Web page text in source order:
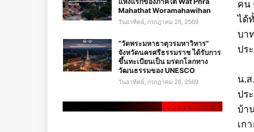
คน
ได้
บา
ปร
น.ส
ปร
บ้า
เก
Mahathat Woramahawihan
วันอาทิตย์, กรกฎาคม 26, 2569
“วัดพระมหาธาตุวรมหาวิหาร”
จังหวัดนครศรีธรรมราช ได้รับการ
ขึ้นทะเบียนเป็น มรดกโลกทาง
วัฒนธรรมของ UNESCO
วันอาทิตย์, กรกฎาคม 26, 2569
. . . . . . . . . . . . . . . .